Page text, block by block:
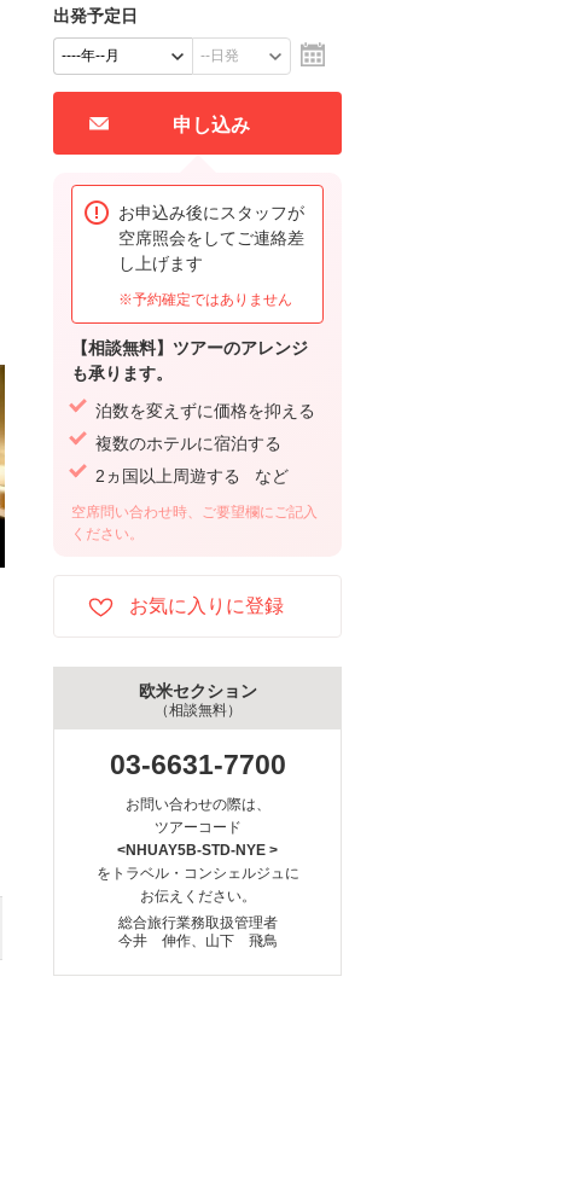
出発予定日
申し込み
お申込み後にスタッフが
空席照会をしてご連絡差
し上げます
※予約確定ではありません
【相談無料】ツアーのアレンジ
も承ります。
泊数を変えずに価格を抑える
複数のホテルに宿泊する
2ヵ国以上周遊する など
空席問い合わせ時、ご要望欄にご記入
ください。
欧米セクション
（相談無料）
03-6631-7700
お問い合わせの際は、
ツアーコード
<NHUAY5B-STD-NYE >
をトラベル・コンシェルジュに
お伝えください。
総合旅行業務取扱管理者
今井 伸作、山下 飛鳥